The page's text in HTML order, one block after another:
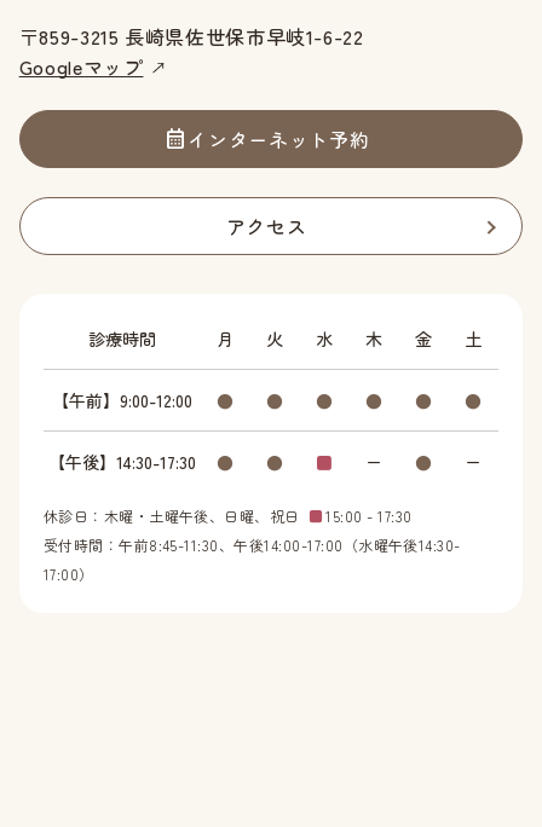
〒859-3215 長崎県佐世保市早岐1-6-22
Googleマップ
インターネット予約
アクセス
診療時間 月 火 水 木 金 土
【午前】9:00-12:00 ● ● ● ● ● ●
【午後】14:30-17:30 ● ● ■ ー ● ー
休診日：木曜・土曜午後、日曜、祝日 ■15:00 - 17:30
受付時間：午前8:45-11:30、午後14:00-17:00（水曜午後14:30-
17:00）